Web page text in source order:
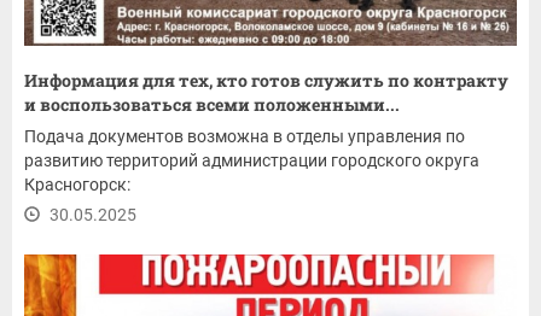
Информация для тех, кто готов служить по контракту
и воспользоваться всеми положенными...
Подача документов возможна в отделы управления по
развитию территорий администрации городского округа
Красногорск:
30.05.2025